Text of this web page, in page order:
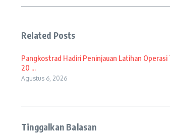
Related Posts
Pangkostrad Hadiri Peninjauan Latihan
20 ...
Agustus 6, 2026
Tinggalkan Balasan